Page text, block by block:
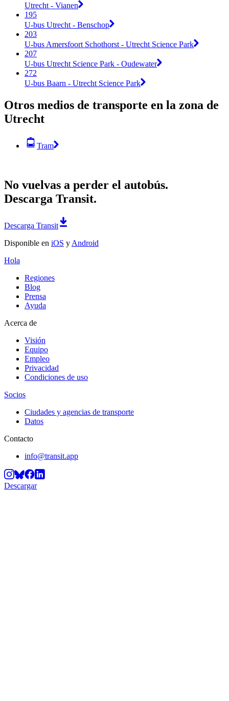
Utrecht - Vianen
195
U-bus Utrecht - Benschop
203
U-bus Amersfoort Schothorst - Utrecht Science Park
207
U-bus Utrecht Science Park - Oudewater
272
U-bus Baarn - Utrecht Science Park
Otros medios de transporte en la zona de
Utrecht
Tram
No vuelvas a perder el autobús.
Descarga Transit.
Descarga Transit
Disponible en iOS y Android
Hola
Regiones
Blog
Prensa
Ayuda
Acerca de
Visión
Equipo
Empleo
Privacidad
Condiciones de uso
Socios
Ciudades y agencias de transporte
Datos
Contacto
info@transit.app
Descargar